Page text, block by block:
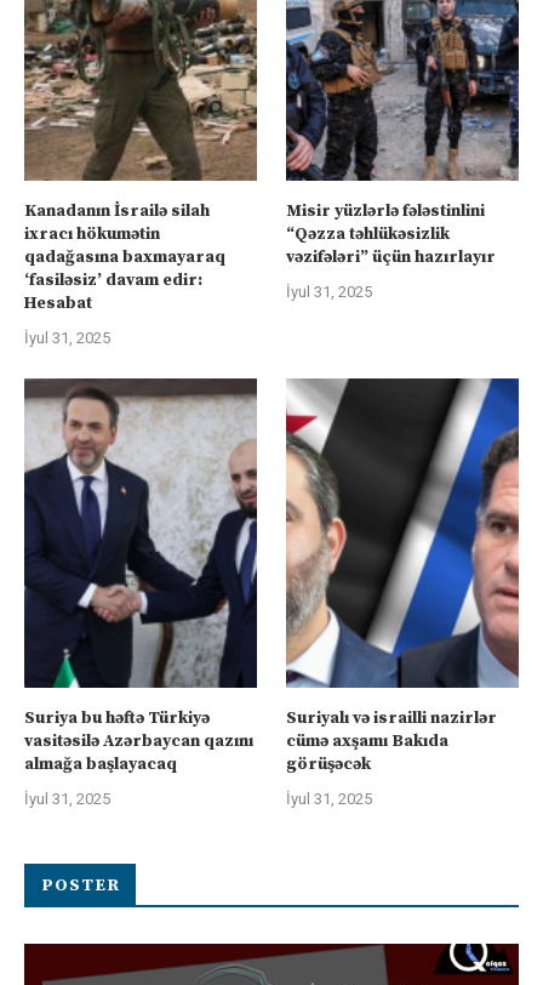
Kanadanın İsrailə silah
ixracı hökumətin
qadağasına baxmayaraq
‘fasiləsiz’ davam edir:
Hesabat
İyul 31, 2025
Misir yüzlərlə fələstinlini
“Qəzza təhlükəsizlik
vəzifələri” üçün hazırlayır
İyul 31, 2025
Suriya bu həftə Türkiyə
vasitəsilə Azərbaycan qazını
almağa başlayacaq
İyul 31, 2025
Suriyalı və israilli nazirlər
cümə axşamı Bakıda
görüşəcək
İyul 31, 2025
POSTER